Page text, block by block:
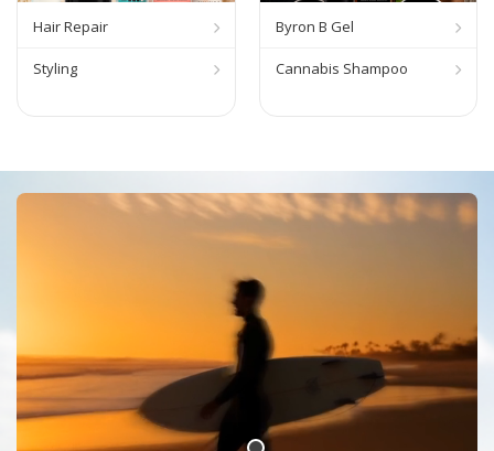
Hair Repair
Styling
Byron B Gel
Cannabis Shampoo